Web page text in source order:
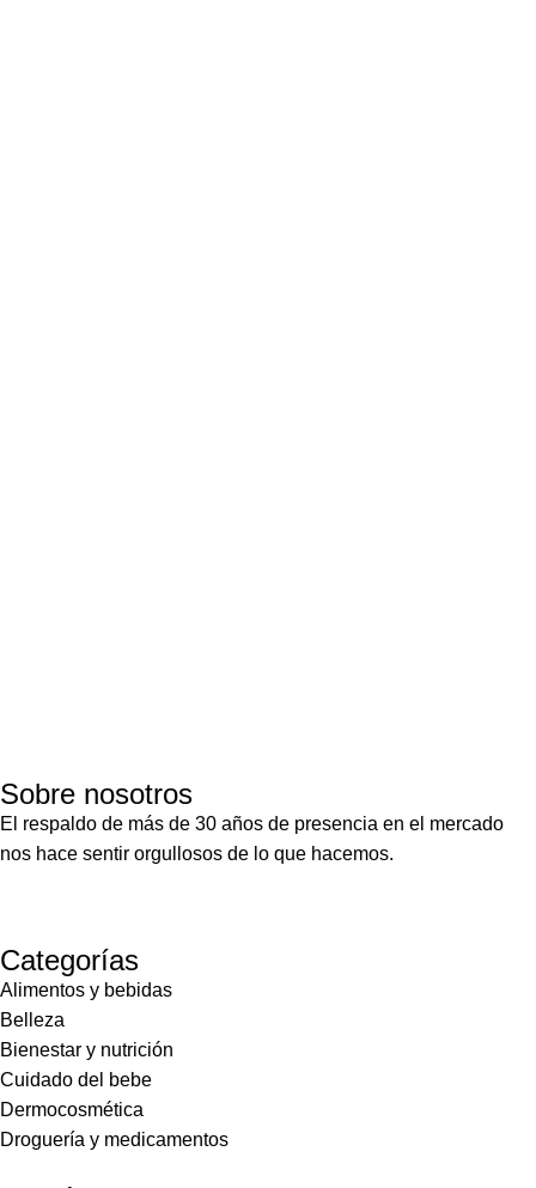
Sobre nosotros
El respaldo de más de 30 años de presencia en el mercado
nos hace sentir orgullosos de lo que hacemos.
Categorías
Alimentos y bebidas
Belleza
Bienestar y nutrición
Cuidado del bebe
Dermocosmética
Droguería y medicamentos